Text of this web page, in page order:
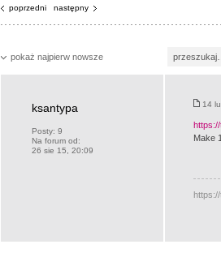
poprzedni następny
pokaż najpierw nowsze
ksantypa
Posty: 9
Na forum od:
26 sie 15, 20:09
14
Make